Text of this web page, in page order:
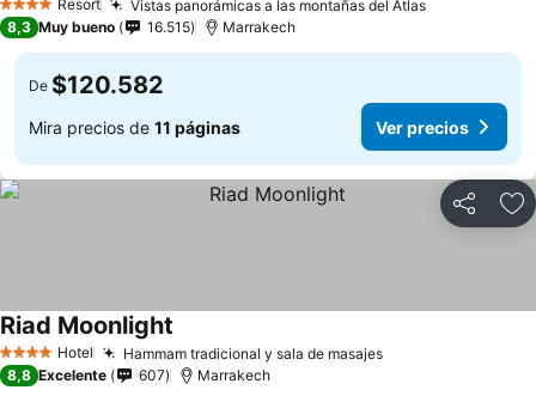
4 EstrellasResort Vistas panorámicas a las montañas del Atlas
8,3 Muy bueno 16.515 Marrakech
De $120.582
Mira precios de 11 páginas Ver precios
Compartir
4 EstrellasHotel Hammam tradicional y sala de masajes
Riad Moonlight
8,8 Excelente 607 Marrakech